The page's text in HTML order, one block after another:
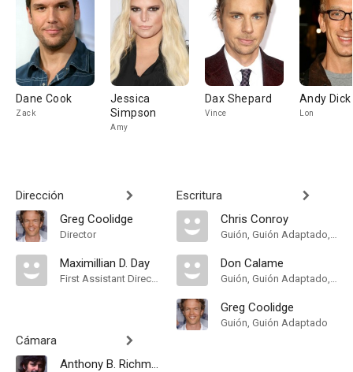
Dane Cook
Zack
Jessica
Simpson
Amy
Dax Shepard
Vince
Andy Dick
Lon
Dirección
Greg Coolidge
Director
Maximillian D. Day
First Assistant Director
Cámara
Anthony B. Richmond
Escritura
Chris Conroy
Guión, Guión Adaptado, Historia
Don Calame
Guión, Guión Adaptado, Historia
Greg Coolidge
Guión, Guión Adaptado